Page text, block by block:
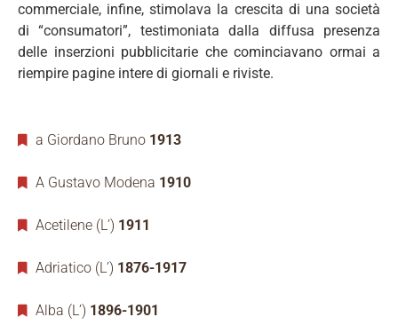
commerciale, infine, stimolava la crescita di una società
di “consumatori”, testimoniata dalla diffusa presenza
delle inserzioni pubblicitarie che cominciavano ormai a
riempire pagine intere di giornali e riviste.
a Giordano Bruno 1913
A Gustavo Modena 1910
Acetilene (L’) 1911
Adriatico (L’) 1876-1917
Alba (L’) 1896-1901